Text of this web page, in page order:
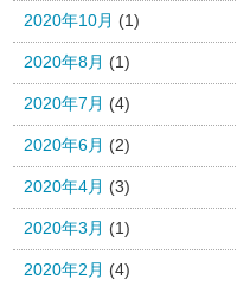
2020年10月 (1)
2020年8月 (1)
2020年7月 (4)
2020年6月 (2)
2020年4月 (3)
2020年3月 (1)
2020年2月 (4)